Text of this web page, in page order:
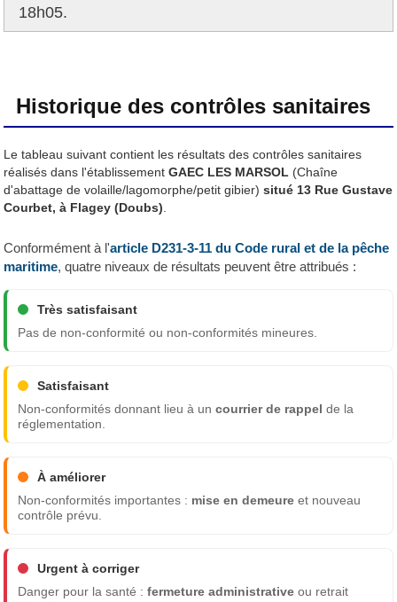
18h05.
Historique des contrôles sanitaires
Le tableau suivant contient les résultats des contrôles sanitaires
réalisés dans l'établissementGAEC LES MARSOL (Chaîne
d'abattage de volaille/lagomorphe/petit gibier) situé 13 Rue Gustave
Courbet, à Flagey (Doubs)
Conformément à l'article D231-3-11 du Code rural et de la pêche
maritime, quatre niveaux de résultats peuvent être attribués :
Très satisfaisant
Pas de non-conformité ou non-conformités mineures.
Satisfaisant
Non-conformités donnant lieu à uncourrier de rappel de la
réglementation.
À améliorer
Non-conformités importantes : mise en demeure et nouveau
contrôle prévu.
Urgent à corriger
Danger pour la santé :fermeture administrative ou retrait